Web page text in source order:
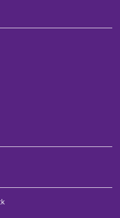
der lieben Jugendt
Meumann,
in Deutschland – mitten
Handeln in einer
1618-1648. Berlin
der
2019